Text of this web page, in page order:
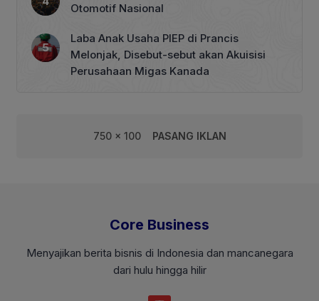
Otomotif Nasional
Laba Anak Usaha PIEP di Prancis
Melonjak, Disebut-sebut akan Akuisisi
Perusahaan Migas Kanada
750 x 100 PASANG IKLAN
Core Business
Menyajikan berita bisnis di Indonesia dan mancanegara
dari hulu hingga hilir